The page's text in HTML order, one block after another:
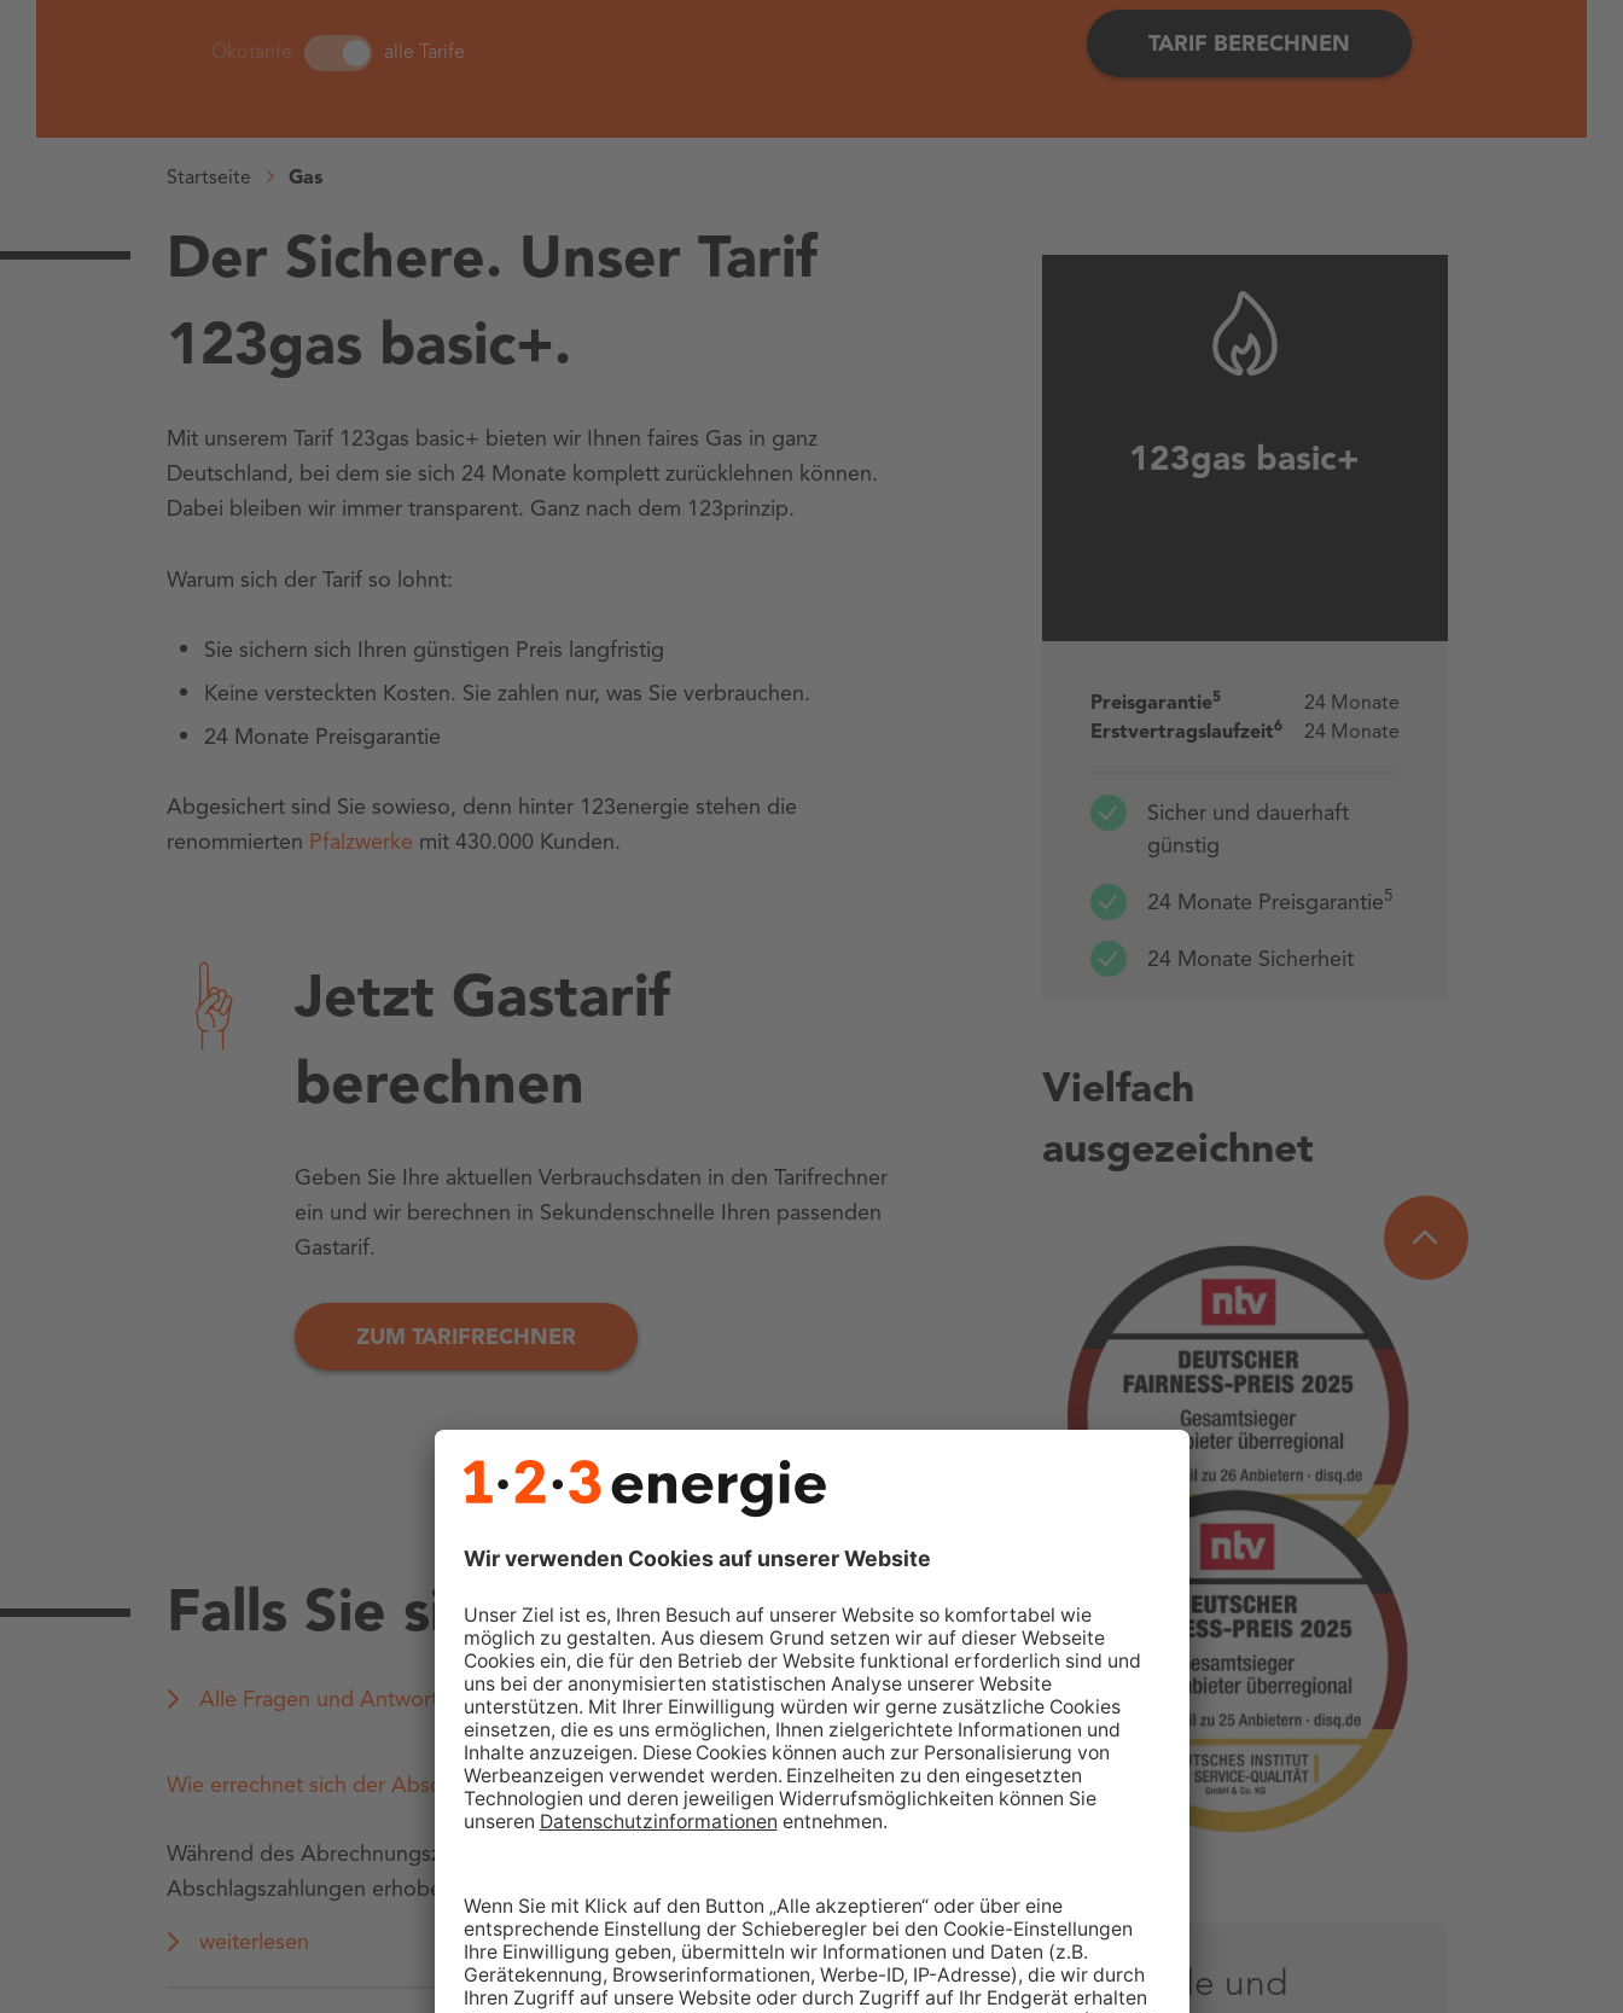
Ökotarife Ökotarife - alle Tarife
alle Tarife TARIF BERECHNEN
Startseite Gas
Der Sichere. Unser Tarif
123gas basic+.
Mit unserem Tarif 123gas basic+ bieten wir Ihnen faires Gas in ganz
Deutschland, bei dem sie sich 24 Monate komplett zurücklehnen können.
Dabei bleiben wir immer transparent. Ganz nach dem 123prinzip.
Warum sich der Tarif so lohnt:
Sie sichern sich Ihren günstigen Preis langfristig
Keine versteckten Kosten. Sie zahlen nur, was Sie verbrauchen.
24 Monate Preisgarantie
Abgesichert sind Sie sowieso, denn hinter 123energie stehen die
renommierten Pfalzwerke mit 430.000 Kunden.
Jetzt Gastarif
berechnen
Geben Sie Ihre aktuellen Verbrauchsdaten in den Tarifrechner
ein und wir berechnen in Sekundenschnelle Ihren passenden
Gastarif.
ZUM TARIFRECHNER
Falls Sie sich fragen
Alle Fragen und Antworten
Wie errechnet sich der Abschlag?
Während des Abrechnungszeitraums werden in der Regel gleich bleibende
Abschlagszahlungen erhoben. Di...
weiterlesen
123gas basic+
Preisgarantie5
24 Monate
Erstvertragslaufzeit6 24 Monate
Sicher und dauerhaft
günstig
24 Monate Preisgarantie5
24 Monate Sicherheit
Vielfach
ausgezeichnet
Schnelle und